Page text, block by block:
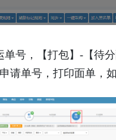
单号，【打包】-【待
请单号，打印面单，